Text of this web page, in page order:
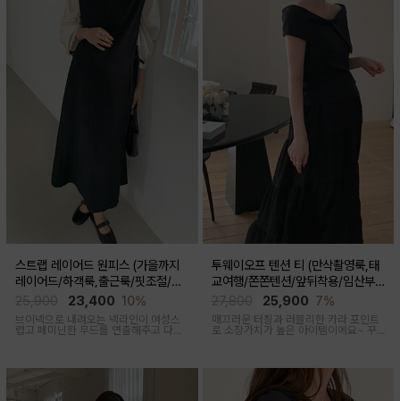
스트랩 레이어드 원피스 (가을까지
레이어드/하객룩,출근룩/핏조절/임
산부,출산후 착용가능)
23,400 10%
브이넥으로 내려오는 넥라인이 여성스
럽고 페미닌한 무드를 연출해주고 다양
투웨이오프 텐션 티 (만삭촬영룩,태
교여행/쫀쫀텐션/앞뒤착용/임산부,
출산후 착용가능)
25,900 7%
매끄러운 터칭과 러블리한 카라 포인트
로 소장가치가 높은 아이템이에요~ 꾸